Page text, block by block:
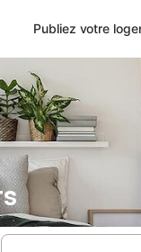
Publiez votre